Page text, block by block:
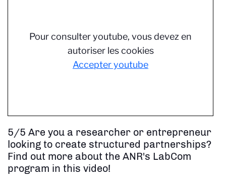
Pour consulter youtube, vous devez en
autoriser les cookies
Accepter youtube
5/5 Are you a researcher or entrepreneur
looking to create structured partnerships?
Find out more about the ANR's LabCom
program in this video!